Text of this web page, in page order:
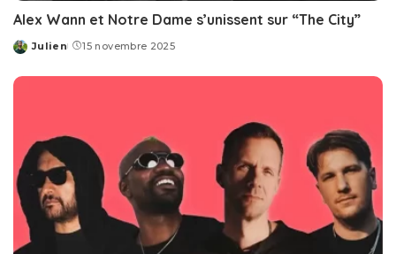
Alex Wann et Notre Dame s’unissent sur “The City”
Posted
Julien 15 novembre 2025